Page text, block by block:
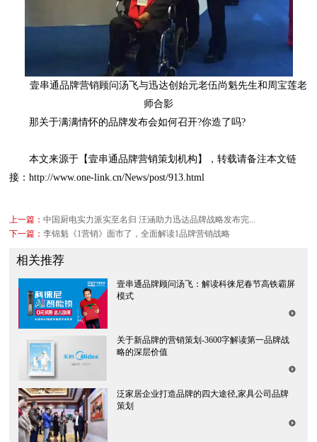
师合影
那关于满满情怀的品牌发布会如何召开?你造了吗?
接：http://www.one-link.cn/News/post/913.html
上一篇：中国厨电实力派实至名归 汪涵助力迅达品牌战略发布完...
下一篇：李锦魁《1营销》面市了，全面解读1品牌营销战略
相关推荐
模式
略的深层价值
策划